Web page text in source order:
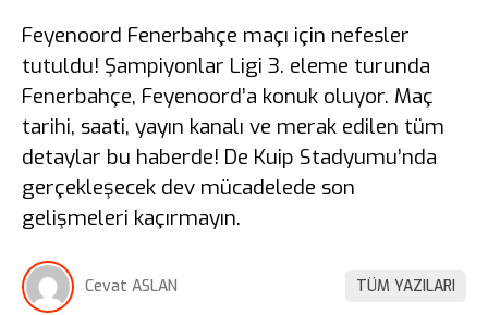
Feyenoord Fenerbahçe maçı için nefesler
tutuldu! Şampiyonlar Ligi 3. eleme turunda
Fenerbahçe, Feyenoord’a konuk oluyor. Maç
tarihi, saati, yayın kanalı ve merak edilen tüm
detaylar bu haberde! De Kuip Stadyumu’nda
gerçekleşecek dev mücadelede son
gelişmeleri kaçırmayın.
Cevat ASLAN TÜM YAZILARI